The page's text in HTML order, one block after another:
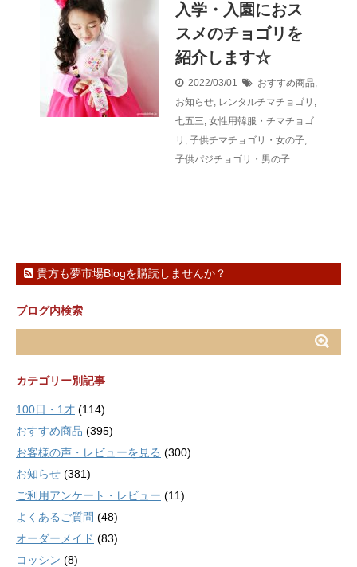
入学・入園におス
スメのチョゴリを
紹介します☆
2022/03/01 おすすめ商品,
お知らせ, レンタルチマチョゴリ ,
七五三, 女性用韓服・チマチョゴ
リ , 子供チマチョゴリ・女の子,
子供パジチョゴリ・男の子
貴方も夢市場Blogを購読しませんか？
ブログ内検索
カテゴリー別記事
100日・1才 (114)
おすすめ商品 (395)
お客様の声・レビューを見る (300)
お知らせ (381)
ご利用アンケート・レビュー (11)
よくあるご質問 (48)
オーダーメイド (83)
コッシン (8)